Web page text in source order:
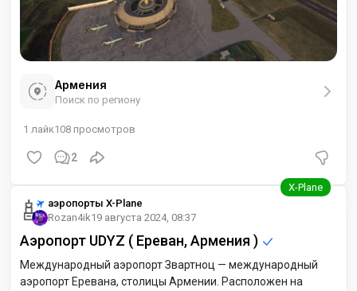
Армения
Поиск по региону
1 лайк108 просмотров
2
аэропорты X-Plane
Rozan4ik19 августа 2024, 08:37
Аэропорт UDYZ ( Ереван, Армения )
Международный аэропорт Звартноц — международный
аэропорт Еревана, столицы Армении. Расположен на